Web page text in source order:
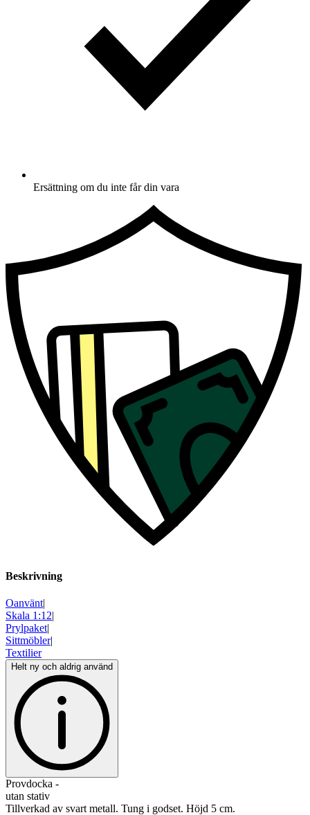
Ersättning om du inte får din vara
Beskrivning
Oanvänt|
Skala 1:12|
Prylpaket|
Sittmöbler|
Textilier
Helt ny och aldrig använd
Provdocka -
utan stativ
Tillverkad av svart metall. Tung i godset. Höjd 5 cm.